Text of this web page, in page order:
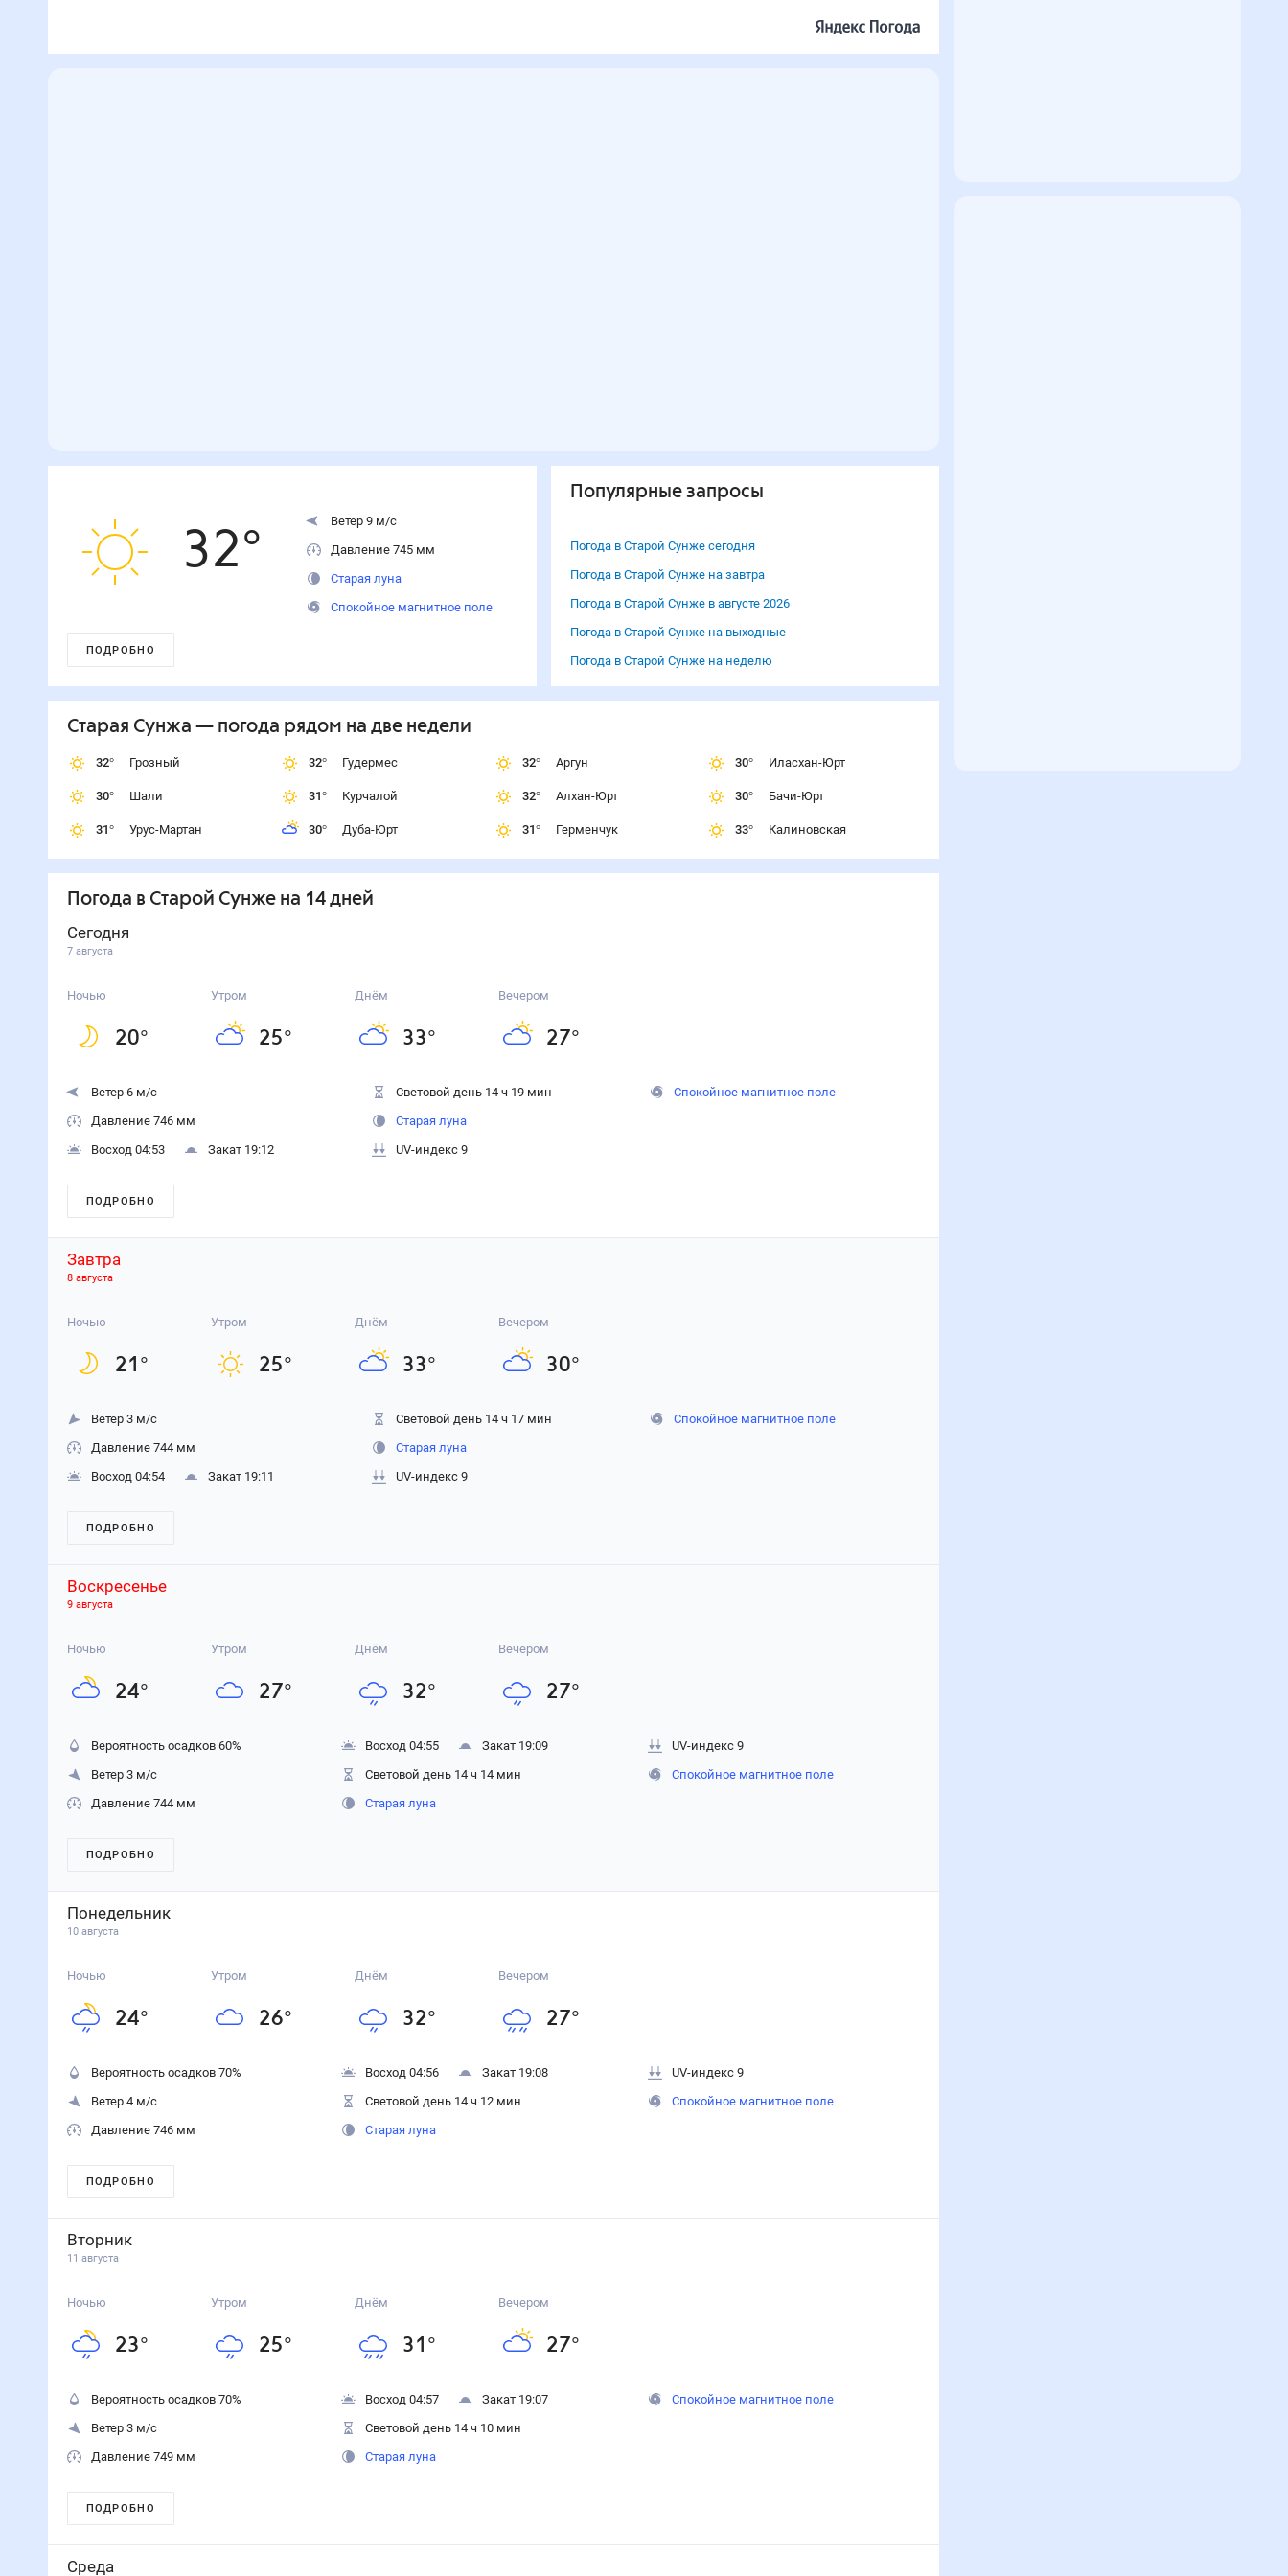
32°
Ветер 9 м/с
Давление 745 мм
Старая луна
Спокойное магнитное поле
ПОДРОБНО
Популярные запросы
Погода в Старой Сунже сегодня
Погода в Старой Сунже на завтра
Погода в Старой Сунже в августе 2026
Погода в Старой Сунже на выходные
Погода в Старой Сунже на неделю
Старая Сунжа — погода рядом на две недели
32° Грозный
30° Шали
31° Урус-Мартан
32° Гудермес
31° Курчалой
30° Дуба-Юрт
32° Аргун
32° Алхан-Юрт
31° Герменчук
30° Иласхан-Юрт
30° Бачи-Юрт
33° Калиновская
Погода в Старой Сунжена 14 дней
Сегодня
7 августа
Ночью
20°
Утром
25°
Днём
33°
Вечером
27°
Ветер 6 м/с
Давление 746 мм
Восход 04:53
Закат 19:12
Световой день 14 ч 19 мин
Старая луна
UV-индекс 9
Спокойное магнитное поле
ПОДРОБНО
Завтра
8 августа
Ночью
21 °
Утром
25°
Днём
33°
Вечером
30°
Ветер 3 м/с
Давление 744 мм
Восход 04:54
Закат 19:11
Световой день 14 ч 17 мин
Старая луна
UV-индекс 9
Спокойное магнитное поле
ПОДРОБНО
Воскресенье
9 августа
Ночью
24°
Утром
27°
Днём
32°
Вечером
27°
Вероятность осадков 60%
Ветер 3 м/с
Давление 744 мм
Восход 04:55
Закат 19:09
Световой день 14 ч 14 мин
Старая луна
UV-индекс 9
Спокойное магнитное поле
ПОДРОБНО
Понедельник
10 августа
Ночью
24°
Утром
26°
Днём
32°
Вечером
27°
Вероятность осадков 70%
Ветер 4 м/с
Давление 746 мм
Восход 04:56
Закат 19:08
Световой день 14 ч 12 мин
Старая луна
UV-индекс 9
Спокойное магнитное поле
ПОДРОБНО
Вторник
11 августа
Ночью
23°
Утром
25°
Днём
31 °
Вечером
27°
Вероятность осадков 70%
Ветер 3 м/с
Давление 749 мм
Восход 04:57
Закат 19:07
Световой день 14 ч 10 мин
Старая луна
Спокойное магнитное поле
ПОДРОБНО
Среда